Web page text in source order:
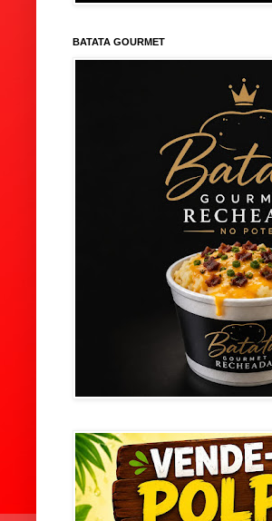
BATATA GOURMET